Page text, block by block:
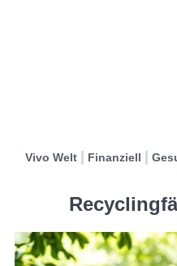
Vivo Welt Finanziell